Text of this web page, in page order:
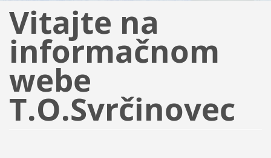
Vitajte na
informačnom
webe
T.O.Svrčinovec